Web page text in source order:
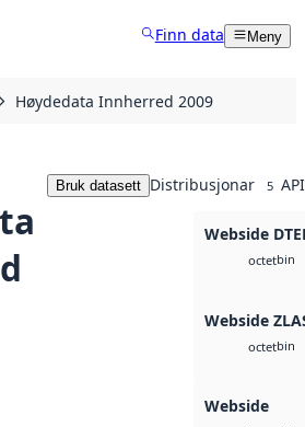
Finn data Meny
Høydedata Innherred 2009
Bruk datasett Distribusjonar 5
Webside
octetbin
Webside
octetbin
Webside